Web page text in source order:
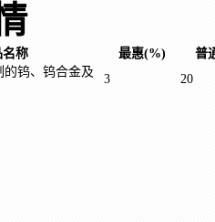
名称 最惠(%)
普
的钨、钨合金及
3 20